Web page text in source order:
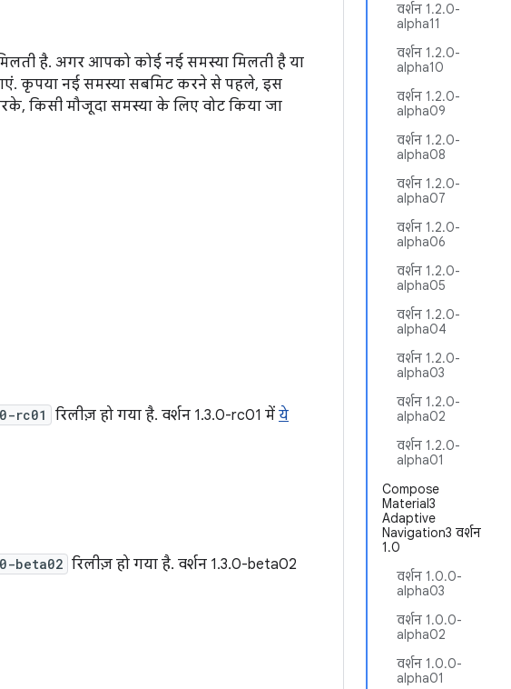
वर्शन 1.2.0-
alpha11
वर्शन 1.2.0-
alpha10
वर्शन 1.2.0-
alpha09
वर्शन 1.2.0-
alpha08
वर्शन 1.2.0-
alpha07
वर्शन 1.2.0-
alpha06
वर्शन 1.2.0-
alpha05
वर्शन 1.2.0-
alpha04
वर्शन 1.2.0-
alpha03
वर्शन 1.2.0-
alpha02
वर्शन 1.2.0-
alpha01
Compose
Material3
Adaptive
Navigation3 वर्शन
1.0
वर्शन 1.0.0-
alpha03
वर्शन 1.0.0-
alpha02
वर्शन 1.0.0-
alpha01
है. अगर आपको कोई नई समस्या मिलती है या
कृपया नई समस्या सबमिट करने से पहले, इस
किसी मौजूदा समस्या के लिए वोट किया जा
rc01 रिलीज़ हो गया है. वर्शन 1.3.0-rc01 में ये
beta02 रिलीज़ हो गया है. वर्शन 1.3.0-beta02